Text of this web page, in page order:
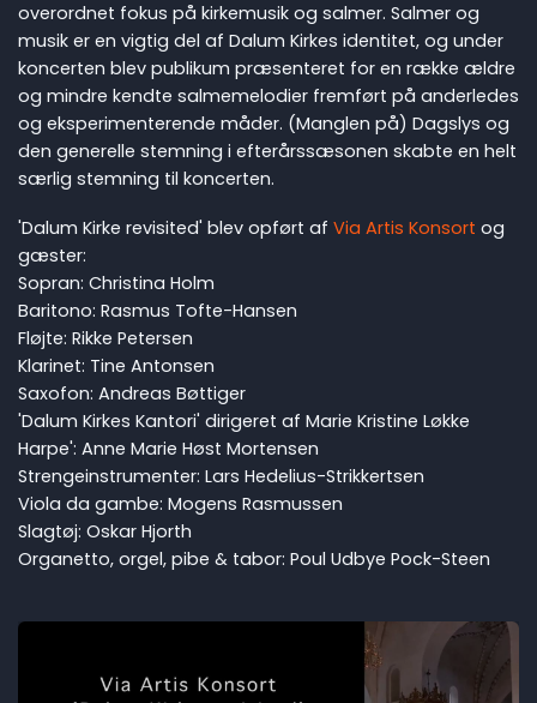
overordnet fokus på kirkemusik og salmer. Salmer og
musik er en vigtig del af Dalum Kirkes identitet, og under
koncerten blev publikum præsenteret for en række ældre
og mindre kendte salmemelodier fremført på anderledes
og eksperimenterende måder. (Manglen på) Dagslys og
den generelle stemning i efterårssæsonen skabte en helt
særlig stemning til koncerten.
'Dalum Kirke revisited' blev opført af Via Artis Konsort og
gæster:
Sopran: Christina Holm
Baritono: Rasmus Tofte-Hansen
Fløjte: Rikke Petersen
Klarinet: Tine Antonsen
Saxofon: Andreas Bøttiger
'Dalum Kirkes Kantori' dirigeret af Marie Kristine Løkke
Harpe': Anne Marie Høst Mortensen
Strengeinstrumenter: Lars Hedelius-Strikkertsen
Viola da gambe: Mogens Rasmussen
Slagtøj: Oskar Hjorth
Organetto, orgel, pibe & tabor: Poul Udbye Pock-Steen